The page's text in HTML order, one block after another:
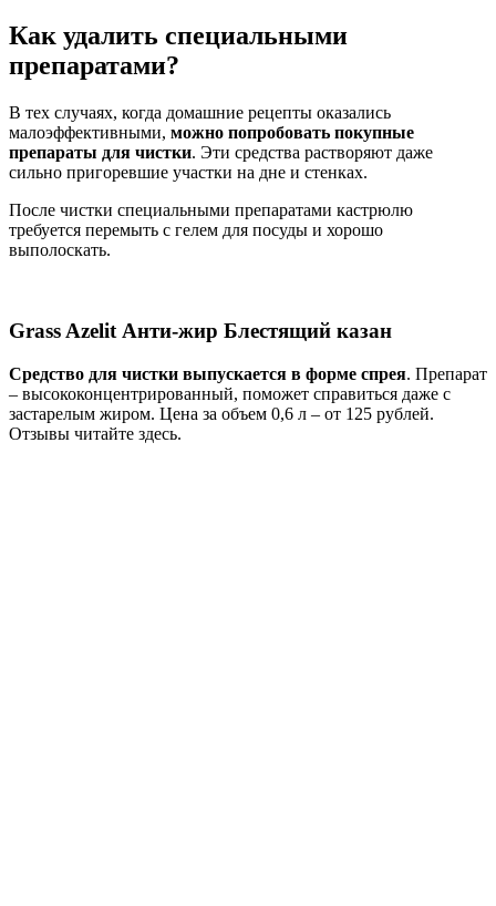
Как удалить специальными
препаратами?
В тех случаях, когда домашние рецепты оказались
малоэффективными, можно попробовать покупные
препараты для чистки. Эти средства растворяют даже
сильно пригоревшие участки на дне и стенках.
После чистки специальными препаратами кастрюлю
требуется перемыть с гелем для посуды и хорошо
выполоскать.
Grass Azelit Анти-жир Блестящий казан
Средство для чистки выпускается в форме спрея. Препарат
– высококонцентрированный, поможет справиться даже с
застарелым жиром. Цена за объем 0,6 л – от 125 рублей.
Отзывы читайте здесь.